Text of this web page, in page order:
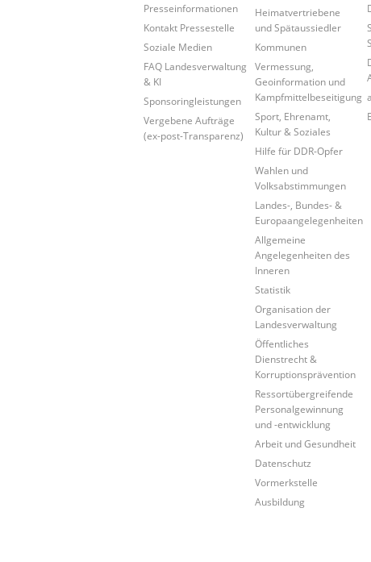
Presseinformationen
Kontakt Pressestelle
Soziale Medien
FAQ Landesverwaltung
& KI
Sponsoringleistungen
Vergebene Aufträge
(ex-post-Transparenz)
Heimatvertriebene
und Spätaussiedler
Kommunen
Vermessung,
Geoinformation und
Kampfmittelbeseitigung
Sport, Ehrenamt,
Kultur & Soziales
Hilfe für DDR-Opfer
Wahlen und
Volksabstimmungen
Landes-, Bundes- &
Europaangelegenheiten
Allgemeine
Angelegenheiten des
Inneren
Statistik
Organisation der
Landesverwaltung
Öffentliches
Dienstrecht &
Korruptionsprävention
Ressortübergreifende
Personalgewinnung
und -entwicklung
Arbeit und Gesundheit
Datenschutz
Vormerkstelle
Ausbildung